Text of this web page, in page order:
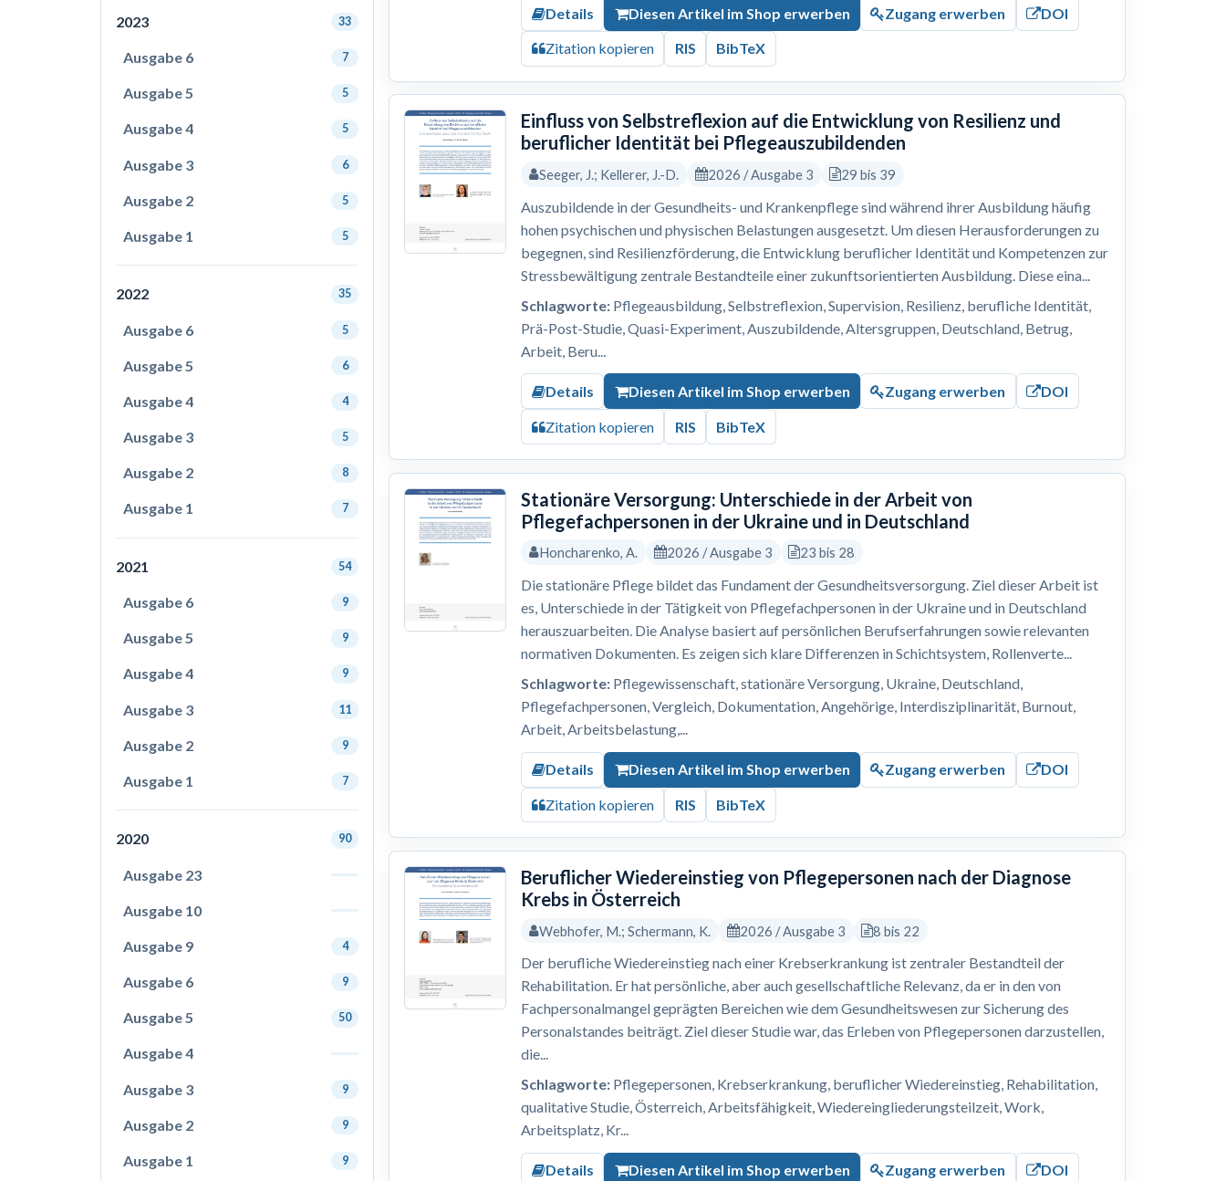
2023 33
Ausgabe 6 7
Ausgabe 5 5
Ausgabe 4 5
Ausgabe 3 6
Ausgabe 2 5
Ausgabe 1 5
2022 35
Ausgabe 6 5
Ausgabe 5 6
Ausgabe 4 4
Ausgabe 3 5
Ausgabe 2 8
Ausgabe 1 7
2021 54
Ausgabe 6 9
Ausgabe 5 9
Ausgabe 4 9
Ausgabe 3 11
Ausgabe 2 9
Ausgabe 1 7
2020 90
Ausgabe 23
Ausgabe 10
Ausgabe 9 4
Ausgabe 6 9
Ausgabe 5 50
Ausgabe 4
Ausgabe 3 9
Ausgabe 2 9
Ausgabe 1 9
Details Diesen Artikel im Shop erwerben Zugang erwerben DOI
Zitation kopieren RIS BibTeX
Einfluss von Selbstreflexion auf die Entwicklung von Resilienz und
beruflicher Identität bei Pflegeauszubildenden
Seeger, J.; Kellerer, J.-D. 2026 / Ausgabe 3 29 bis 39
Auszubildende in der Gesundheits- und Krankenpflege sind während ihrer Ausbildung häufig
hohen psychischen und physischen Belastungen ausgesetzt. Um diesen Herausforderungen zu
begegnen, sind Resilienzförderung, die Entwicklung beruflicher Identität und Kompetenzen zur
Stressbewältigung zentrale Bestandteile einer zukunftsorientierten Ausbildung. Diese eina...
Schlagworte: Pflegeausbildung, Selbstreflexion, Supervision, Resilienz, berufliche Identität,
Prä-Post-Studie, Quasi-Experiment, Auszubildende, Altersgruppen, Deutschland, Betrug,
Arbeit, Beru...
Details Diesen Artikel im Shop erwerben Zugang erwerben DOI
Zitation kopieren RIS BibTeX
Stationäre Versorgung: Unterschiede in der Arbeit von
Pflegefachpersonen in der Ukraine und in Deutschland
Honcharenko, A. 2026 / Ausgabe 3 23 bis 28
Die stationäre Pflege bildet das Fundament der Gesundheitsversorgung. Ziel dieser Arbeit ist
es, Unterschiede in der Tätigkeit von Pflegefachpersonen in der Ukraine und in Deutschland
herauszuarbeiten. Die Analyse basiert auf persönlichen Berufserfahrungen sowie relevanten
normativen Dokumenten. Es zeigen sich klare Differenzen in Schichtsystem, Rollenverte...
Schlagworte: Pflegewissenschaft, stationäre Versorgung, Ukraine, Deutschland,
Pflegefachpersonen, Vergleich, Dokumentation, Angehörige, Interdisziplinarität, Burnout,
Arbeit, Arbeitsbelastung,...
Details Diesen Artikel im Shop erwerben Zugang erwerben DOI
Zitation kopieren RIS BibTeX
Beruflicher Wiedereinstieg von Pflegepersonen nach der Diagnose
Krebs in Österreich
Webhofer, M.; Schermann, K. 2026 / Ausgabe 3 8 bis 22
Der berufliche Wiedereinstieg nach einer Krebserkrankung ist zentraler Bestandteil der
Rehabilitation. Er hat persönliche, aber auch gesellschaftliche Relevanz, da er in den von
Fachpersonalmangel geprägten Bereichen wie dem Gesundheitswesen zur Sicherung des
Personalstandes beiträgt. Ziel dieser Studie war, das Erleben von Pflegepersonen darzustellen,
die...
Schlagworte: Pflegepersonen, Krebserkrankung, beruflicher Wiedereinstieg, Rehabilitation,
qualitative Studie, Österreich, Arbeitsfähigkeit, Wiedereingliederungsteilzeit, Work,
Arbeitsplatz, Kr...
Details Diesen Artikel im Shop erwerben Zugang erwerben DOI